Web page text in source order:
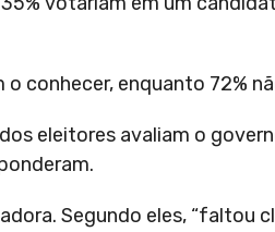
conhecer, enquanto 72%
eleitores avaliam o
Segundo eles, “faltou